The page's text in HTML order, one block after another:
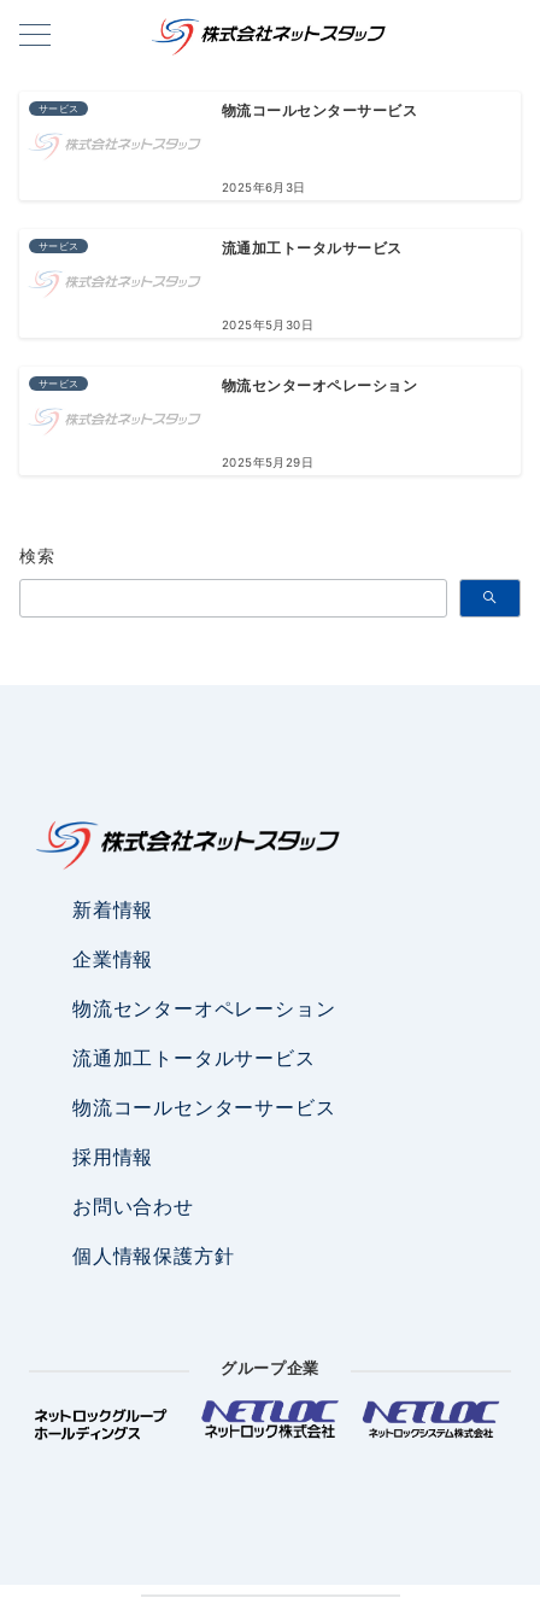
サービス 物流コールセンターサービス
2025年6月3日
サービス 流通加工トータルサービス
2025年5月30日
サービス 物流センターオペレーション
2025年5月29日
検索
新着情報
企業情報
物流センターオペレーション
流通加工トータルサービス
物流コールセンターサービス
採用情報
お問い合わせ
個人情報保護方針
グループ企業